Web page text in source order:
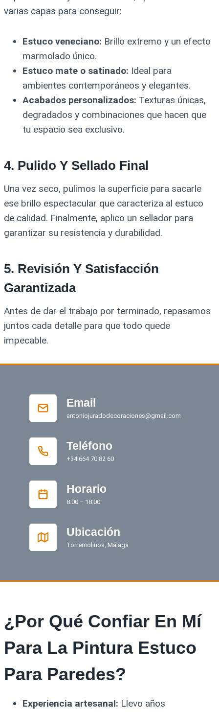
varias capas para conseguir:
Estuco veneciano: Brillo extremo y un efecto
marmolado único.
Estuco mate o satinado: Ideal para
ambientes contemporáneos y elegantes.
Acabados personalizados: Texturas únicas,
degradados y combinaciones que hacen que
tu espacio sea exclusivo.
4. Pulido Y Sellado Final
Una vez seco, pulimos la superficie para sacarle
ese brillo espectacular que caracteriza al estuco
de calidad. Finalmente, aplico un sellador para
garantizar su resistencia y durabilidad.
5. Revisión Y Satisfacción
Garantizada
Antes de dar el trabajo por terminado, repasamos
juntos cada detalle para que todo quede
impecable.
Email
antoniojuradodecoraciones@gmail.com
Teléfono
+34 664 70 82 60
Horario
8:00 – 18:00
Ubicación
Torremolinos, Málaga
¿Por Qué Confiar En Mí
Para La Pintura Estuco
Para Paredes?
Experiencia artesanal: Llevo años